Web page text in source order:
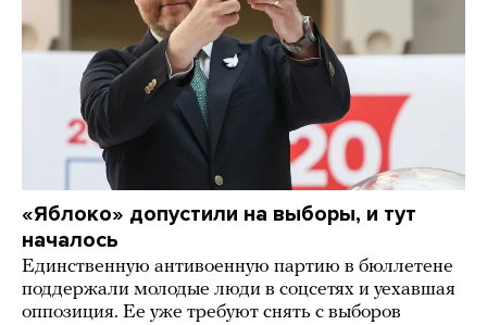
«Яблоко» допустили на выборы, и тут
началось
Единственную антивоенную партию в бюллетене
поддержали молодые люди в соцсетях и уехавшая
оппозиция. Ее уже требуют снять с выборов